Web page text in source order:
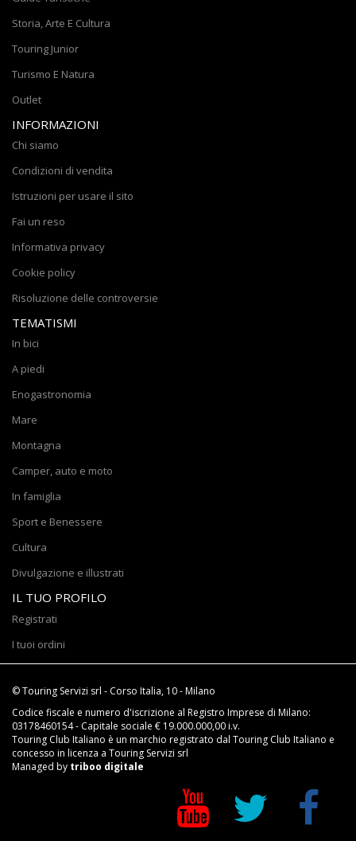
Storia, Arte E Cultura
Touring Junior
Turismo E Natura
Outlet
INFORMAZIONI
Chi siamo
Condizioni di vendita
Istruzioni per usare il sito
Fai un reso
Informativa privacy
Cookie policy
Risoluzione delle controversie
TEMATISMI
In bici
A piedi
Enogastronomia
Mare
Montagna
Camper, auto e moto
In famiglia
Sport e Benessere
Cultura
Divulgazione e illustrati
IL TUO PROFILO
Registrati
I tuoi ordini
© Touring Servizi srl - Corso Italia, 10 - Milano
Codice fiscale e numero d'iscrizione al Registro Imprese di Milano:
03178460154 - Capitale sociale € 19.000.000,00 i.v.
Touring Club Italiano è un marchio registrato dal Touring Club Italiano e
concesso in licenza a Touring Servizi srl
Managed by triboo digitale